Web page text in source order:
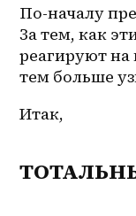
По-началу
За тем, как
реагируют на
тем больше
Итак,